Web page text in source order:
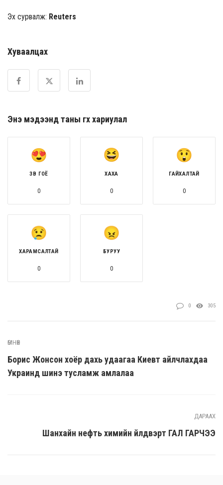
Эх сурвалж: Reuters
Хуваалцах
Энэ мэдээнд таны өгөх хариулал
ЗӨВ ГОЁ
0
ХАХА
0
ГАЙХАЛТАЙ
0
ХАРАМСАЛТАЙ
0
БУРУУ
0
0 305
ӨМНӨХ
Борис Жонсон хоёр дахь удаагаа Киевт айлчлахдаа
Украинд шинэ тусламж амлалаа
ДАРААХ
Шанхайн нефть химийн үйлдвэрт ГАЛ ГАРЧЭЭ